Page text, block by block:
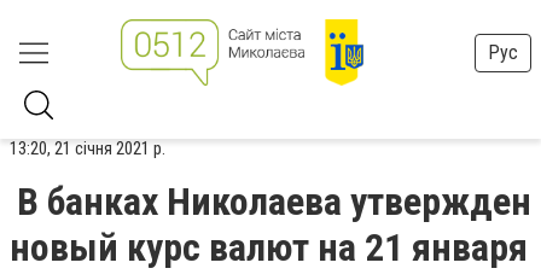
Рус
13:20, 21 січня 2021 р.
В банках Николаева утвержден
новый курс валют на 21 января